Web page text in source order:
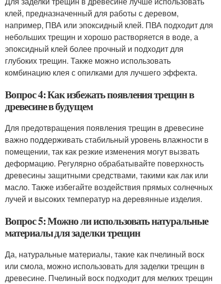
клей, предназначенный для работы с деревом,
например, ПВА или эпоксидный клей. ПВА подходит для
небольших трещин и хорошо растворяется в воде, а
эпоксидный клей более прочный и подходит для
глубоких трещин. Также можно использовать
комбинацию клея с опилками для лучшего эффекта.
Вопрос 4: Как избежать появления трещин в
древесине в будущем
Для предотвращения появления трещин в древесине
важно поддерживать стабильный уровень влажности в
помещении, так как резкие изменения могут вызвать
деформацию. Регулярно обрабатывайте поверхность
древесины защитными средствами, такими как лак или
масло. Также избегайте воздействия прямых солнечных
лучей и высоких температур на деревянные изделия.
Вопрос 5: Можно ли использовать натуральные
материалы для заделки трещин
Да, натуральные материалы, такие как пчелиный воск
или смола, можно использовать для заделки трещин в
древесине. Пчелиный воск подходит для мелких трещин